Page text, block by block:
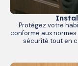
Protégez votre
conforme aux
sécurité tout en